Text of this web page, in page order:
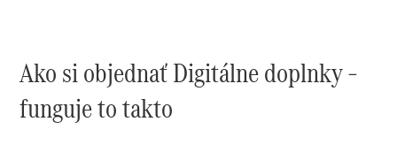
Ako si objednať Digitálne doplnky –
funguje to takto